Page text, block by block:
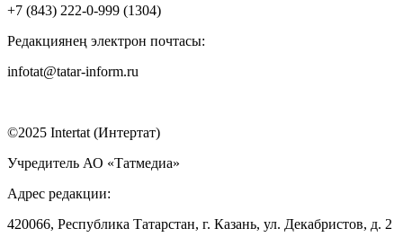
+7 (843) 222-0-999 (1304)
Редакциянең электрон почтасы:
infotat@tatar-inform.ru
©2025 Intertat (Интертат)
Учредитель АО «Татмедиа»
Адрес редакции:
420066, Республика Татарстан, г. Казань, ул. Декабристов, д. 2